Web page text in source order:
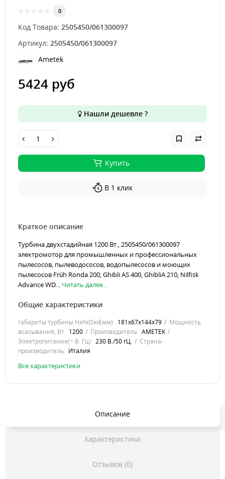
0
Код Товара: 2505450/061300097
Артикул: 2505450/061300097
Ametek
5424 руб
Нашли дешевле ?
Купить
В 1 клик
Краткое описание
Турбина двухстадийная 1200 Вт., 2505450/061300097
электромотор для промышленных и профессиональных
пылесосов, пылеводососов, водопылесосов и моющих
пылесосов Früh Ronda 200, Ghibli AS 400, GhibliA 210, Nilfisk
Advance WD... Читать далее...
Общие характеристики
габариты турбины HхhхDхd(мм) 181х67х144х79
Мощность
всасывания, Вт 1200 Производитель AMETEK
Электропитание(~ В. Гц) 230 В./50 гЦ.
Страна-
производитель Италия
Все характеристики
Описание
Характеристики
Отзывов (0)